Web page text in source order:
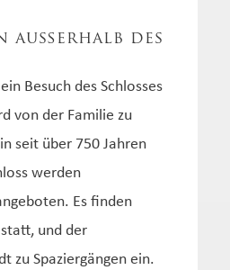
außerhalb des
Besuch des Schlosses
von der Familie zu
seit über 750 Jahren
werden
Es finden
und der
zu Spaziergängen ein.